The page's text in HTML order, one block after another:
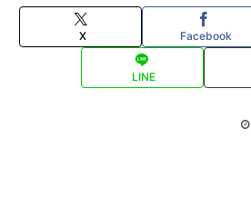
X Facebook
LINE